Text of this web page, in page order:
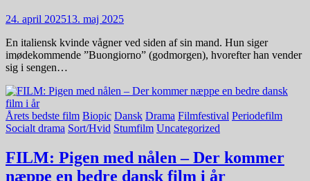
24. april 202513. maj 2025
En italiensk kvinde vågner ved siden af sin mand. Hun siger
imødekommende ”Buongiorno” (godmorgen), hvorefter han vender
sig i sengen…
Årets bedste film Biopic Dansk Drama Filmfestival Periodefilm
Socialt drama Sort/Hvid Stumfilm Uncategorized
FILM: Pigen med nålen – Der kommer
næppe en bedre dansk film i år